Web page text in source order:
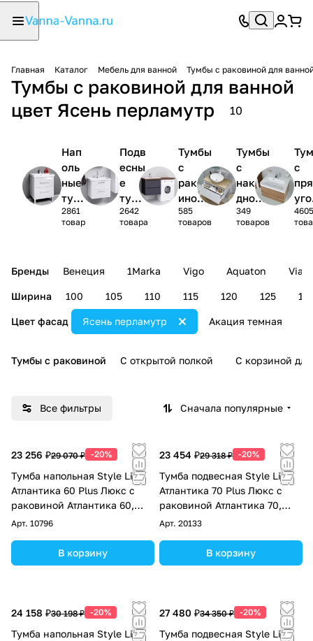
Главная Каталог Мебель для ванной Тумбы с раковиной для
Тумбы с раковиной для ванной
цвет Ясень перламутр
10
Нап
оль
ные
тум
бы с
рак
2861
товар
Подв
есны
е
тумб
ы с
рако
2642
товара
Тумбы
с
раков
иной
под
стира
ну
585
товаров
Тумбы
с
накла
дной
раков
иной
349
товаров
с
ной
4605
Бренды Венеция 1Marka Vigo Aquaton Viant
Ширина 100 105 110 115 120 125
Цвет фасад Акация темная
Ясень перламутр
Тумбы с раковиной С открытой полкой С корзиной для
Все фильтры Сначала популярные
23 256 ₽29 070 ₽ -20%
Тумба напольная Style Line
Атлантика 60 Plus Люкс с
раковиной Атлантика 60,
ясень перламутр
Арт. 10796
В корзину
23 454 ₽29 318 ₽ -20%
Тумба подвесная Style Line
Атлантика 70 Plus Люкс с
раковиной Атлантика 70,
ясень перламутр
Арт. 20133
В корзину
24 158 ₽30 198 ₽ -20%
Тумба напольная Style Line
27 480 ₽34 350 ₽ -20%
Тумба подвесная Style Line